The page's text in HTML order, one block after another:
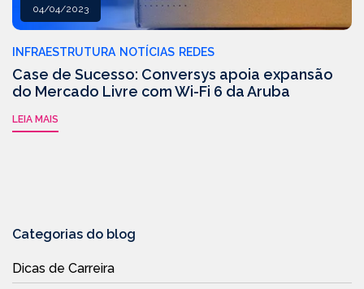
04/04/2023
INFRAESTRUTURA NOTÍCIAS REDES
Case de Sucesso: Conversys apoia expansão
do Mercado Livre com Wi-Fi 6 da Aruba
LEIA MAIS
Categorias do blog
Dicas de Carreira